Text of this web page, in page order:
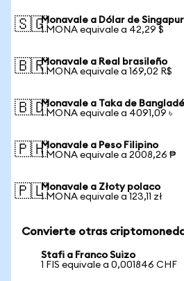
🇸🇬Monavale a Dólar de Singapur
1 MONA equivale a 42,29 $
🇧🇷Monavale a Real brasileño
1 MONA equivale a 169,02 R$
🇧🇩Monavale a Taka de
1 MONA equivale a 4091,09 ৳
🇵🇭Monavale a Peso Filipino
1 MONA equivale a 2008,26 ₱
🇵🇱Monavale a Złoty polaco
1 MONA equivale a 123,11 zł
Convierte otras
Stafi a Franco Suizo
1 FIS equivale a 0,001846 CHF